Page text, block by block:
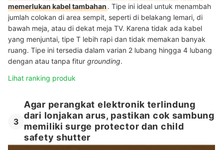
memerlukan kabel tambahan. Tipe ini ideal untuk menambah
jumlah colokan di area sempit, seperti di belakang lemari, di
bawah meja, atau di dekat meja TV. Karena tidak ada kabel
yang menjuntai, tipe T lebih rapi dan tidak memakan banyak
ruang. Tipe ini tersedia dalam varian 2 lubang hingga 4 lubang
dengan atau tanpa fitur grounding.
Lihat ranking produk
3
Agar perangkat elektronik terlindung
dari lonjakan arus, pastikan cok sambung
memiliki surge protector dan child
safety shutter